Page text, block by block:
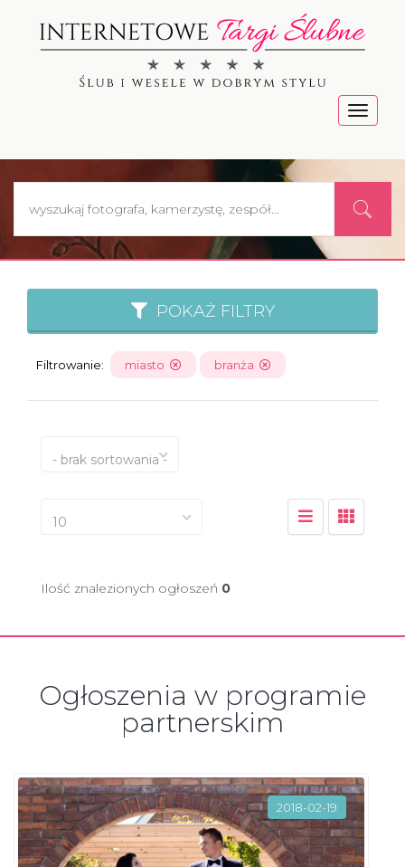
Menu
POKAŻ FILTRY
Filtrowanie: miasto branża
- brak sortowania -
10
Ilość znalezionych ogłoszeń 0
Ogłoszenia w programie
partnerskim
2018-02-19